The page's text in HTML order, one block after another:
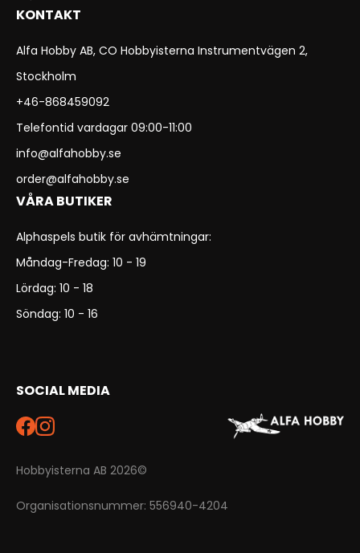
KONTAKT
Alfa Hobby AB, CO Hobbyisterna Instrumentvägen 2,
Stockholm
+46-868459092
Telefontid vardagar 09:00-11:00
info@alfahobby.se
order@alfahobby.se
VÅRA BUTIKER
Alphaspels butik för avhämtningar:
Måndag-Fredag: 10 - 19
Lördag: 10 - 18
Söndag: 10 - 16
SOCIAL MEDIA
Hobbyisterna AB 2026©
Organisationsnummer: 556940-4204